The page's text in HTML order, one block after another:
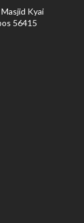
Kyai
56415